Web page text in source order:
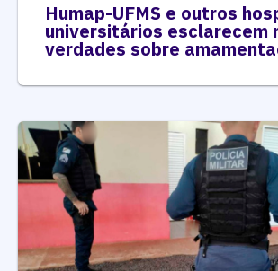
Humap-UFMS e outros
universitários esclarecem
verdades sobre